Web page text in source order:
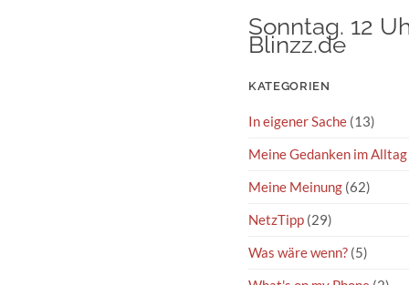
Sonntag. 12
Blinzz.de
KATEGORIEN
In eigener Sache (13)
Meine Gedanken im Alltag
Meine Meinung (62)
NetzTipp (29)
Was wäre wenn? (5)